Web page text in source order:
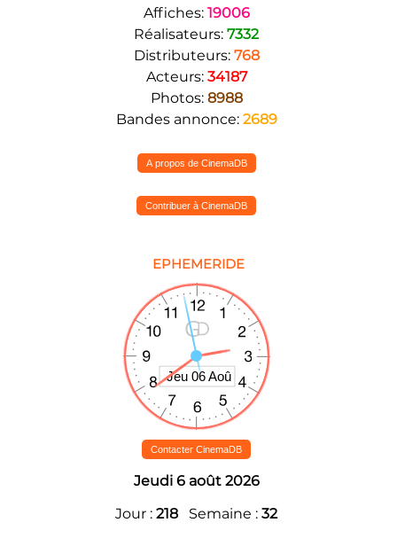
Affiches: 19006
Réalisateurs: 7332
Distributeurs: 768
Acteurs: 34187
Photos: 8988
Bandes annonce: 2689
A propos de CinemaDB
Contribuer à CinemaDB
EPHEMERIDE
Contacter CinemaDB
Jeudi 6 août 2026
Jour : 218 Semaine : 32